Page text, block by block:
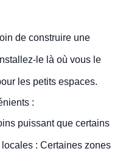
de construire une
le là où vous le
les petits espaces.
:
puissant que certains
: Certaines zones